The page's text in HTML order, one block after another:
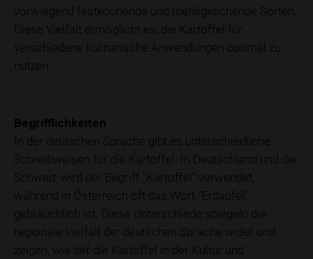
vorwiegend festkochende und mehligkochende Sorten.
Diese Vielfalt ermöglicht es, die Kartoffel für
verschiedene kulinarische Anwendungen optimal zu
nutzen.
Begrifflichkeiten
In der deutschen Sprache gibt es unterschiedliche
Schreibweisen für die Kartoffel. In Deutschland und der
Schweiz wird der Begriff "Kartoffel" verwendet,
während in Österreich oft das Wort "Erdapfel"
gebräuchlich ist. Diese Unterschiede spiegeln die
regionale Vielfalt der deutschen Sprache wider und
zeigen, wie tief die Kartoffel in der Kultur und